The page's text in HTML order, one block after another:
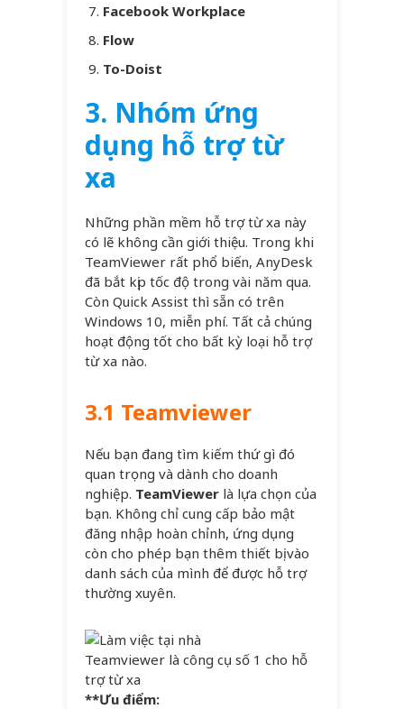
Facebook Workplace
Flow
To-Doist
3. Nhóm ứng
dụng hỗ trợ từ
xa
Những phần mềm hỗ trợ từ xa này
có lẽ không cần giới thiệu. Trong khi
TeamViewer rất phổ biến, AnyDesk
đã bắt kịp tốc độ trong vài năm qua.
Còn Quick Assist thì sẵn có trên
Windows 10, miễn phí. Tất cả chúng
hoạt động tốt cho bất kỳ loại hỗ trợ
từ xa nào.
3.1 Teamviewer
Nếu bạn đang tìm kiếm thứ gì đó
quan trọng và dành cho doanh
nghiệp. TeamViewer là lựa chọn của
bạn. Không chỉ cung cấp bảo mật
đăng nhập hoàn chỉnh, ứng dụng
còn cho phép bạn thêm thiết bị vào
danh sách của mình để được hỗ trợ
thường xuyên.
Teamviewer là công cụ số 1 cho hỗ
trợ từ xa
**Ưu điểm: